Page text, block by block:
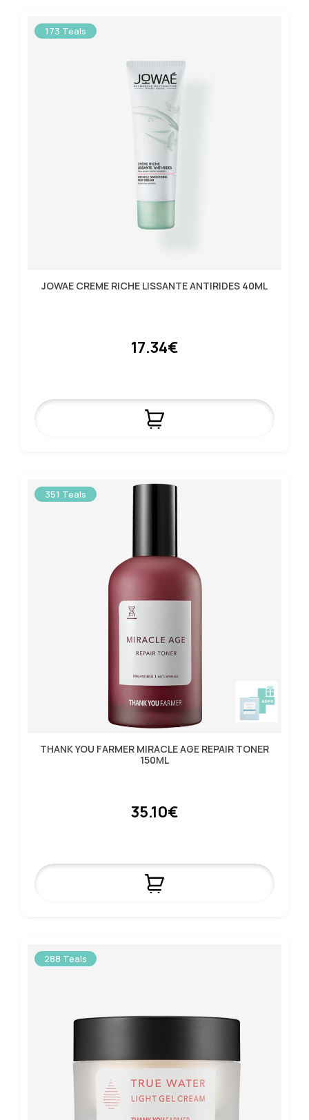
173 Teals
JOWAE CREME RICHE LISSANTE ANTIRIDES 40ML
17.34€
351 Teals
THANK YOU FARMER MIRACLE AGE REPAIR TONER
150ML
35.10€
288 Teals